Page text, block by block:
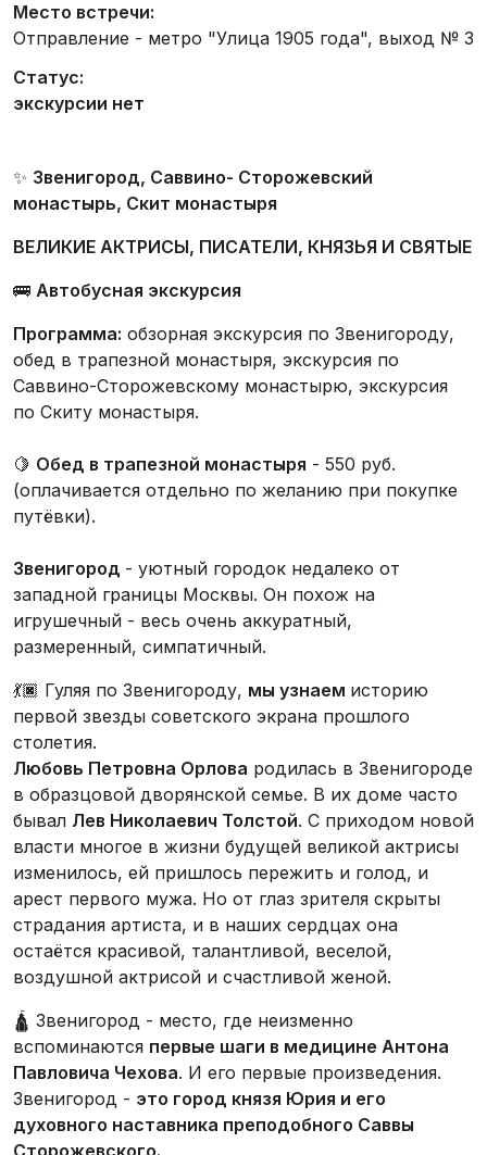
Место встречи:
Отправление - метро "Улица 1905 года", выход № 3
Статус:
экскурсии нет
✨ Звенигород, Саввино- Сторожевский
монастырь, Скит монастыря
ВЕЛИКИЕ АКТРИСЫ, ПИСАТЕЛИ, КНЯЗЬЯ И СВЯТЫЕ
🚌 Автобусная экскурсия
Программа: обзорная экскурсия по Звенигороду,
обед в трапезной монастыря, экскурсия по
Саввино-Сторожевскому монастырю, экскурсия
по Скиту монастыря.
🍋 Обед в трапезной монастыря - 550 руб.
(оплачивается отдельно по желанию при покупке
путёвки).
Звенигород - уютный городок недалеко от
западной границы Москвы. Он похож на
игрушечный - весь очень аккуратный,
размеренный, симпатичный.
💃🏿 Гуляя по Звенигороду, мы узнаем историю
первой звезды советского экрана прошлого
столетия.
Любовь Петровна Орлова родилась в Звенигороде
в образцовой дворянской семье. В их доме часто
бывал Лев Николаевич Толстой. С приходом новой
власти многое в жизни будущей великой актрисы
изменилось, ей пришлось пережить и голод, и
арест первого мужа. Но от глаз зрителя скрыты
страдания артиста, и в наших сердцах она
остаётся красивой, талантливой, веселой,
воздушной актрисой и счастливой женой.
🛕 Звенигород - место, где неизменно
вспоминаются первые шаги в медицине Антона
Павловича Чехова. И его первые произведения.
Звенигород - это город князя Юрия и его
духовного наставника преподобного Саввы
Сторожевского.